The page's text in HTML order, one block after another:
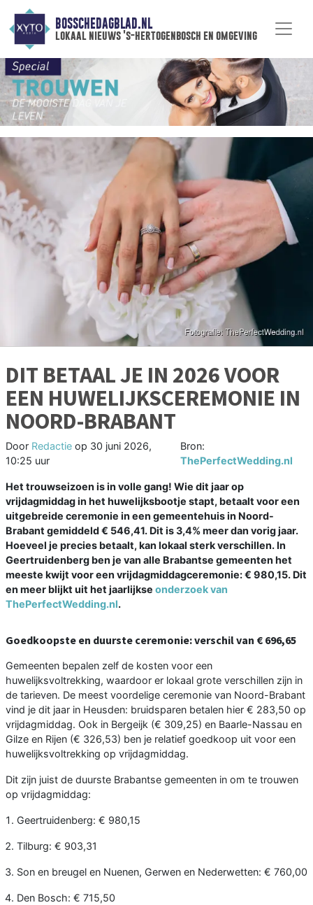
BOSSCHEDAGBLAD.NL
lokaal nieuws 's-hertogenbosch en omgeving
DIT BETAAL JE IN 2026 VOOR
EEN HUWELIJKSCEREMONIE IN
NOORD-BRABANT
Door Redactie op 30 juni 2026,
10:25 uur
Bron:
ThePerfectWedding.nl
Het trouwseizoen is in volle gang! Wie dit jaar op
vrijdagmiddag in het huwelijksbootje stapt, betaalt voor een
uitgebreide ceremonie in een gemeentehuis in Noord-
Brabant gemiddeld € 546,41. Dit is 3,4% meer dan vorig jaar.
Hoeveel je precies betaalt, kan lokaal sterk verschillen. In
Geertruidenberg ben je van alle Brabantse gemeenten het
meeste kwijt voor een vrijdagmiddagceremonie: € 980,15. Dit
en meer blijkt uit het jaarlijkse onderzoek van
ThePerfectWedding.nl.
Goedkoopste en duurste ceremonie: verschil van € 696,65
Gemeenten bepalen zelf de kosten voor een
huwelijksvoltrekking, waardoor er lokaal grote verschillen zijn in
de tarieven. De meest voordelige ceremonie van Noord-Brabant
vind je dit jaar in Heusden: bruidsparen betalen hier € 283,50 op
vrijdagmiddag. Ook in Bergeijk (€ 309,25) en Baarle-Nassau en
Gilze en Rijen (€ 326,53) ben je relatief goedkoop uit voor een
huwelijksvoltrekking op vrijdagmiddag.
Dit zijn juist de duurste Brabantse gemeenten in om te trouwen
op vrijdagmiddag:
Geertruidenberg: € 980,15
Tilburg: € 903,31
Son en breugel en Nuenen, Gerwen en Nederwetten: € 760,00
Den Bosch: € 715,50